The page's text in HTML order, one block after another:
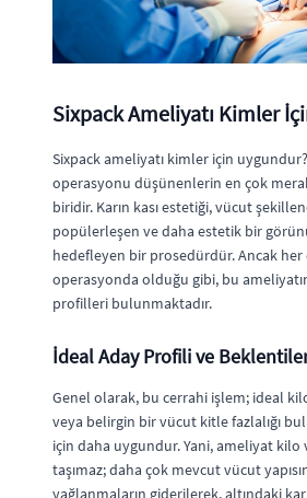
Sixpack Ameliyatı Kimler
Sixpack ameliyatı kimler için
operasyonu düşünenlerin en çok
biridir. Karın kası estetiği, vücut
popülerleşen ve daha estetik bir
hedefleyen bir prosedürdür. Ancak
operasyonda olduğu gibi, bu
profilleri bulunmaktadır.
İdeal Aday Profili ve
Genel olarak, bu cerrahi işlem; ideal
veya belirgin bir vücut kitle fazlalığı
için daha uygundur. Yani, ameliyat kilo
taşımaz; daha çok mevcut vücut
yağlanmaların giderilerek, altındaki